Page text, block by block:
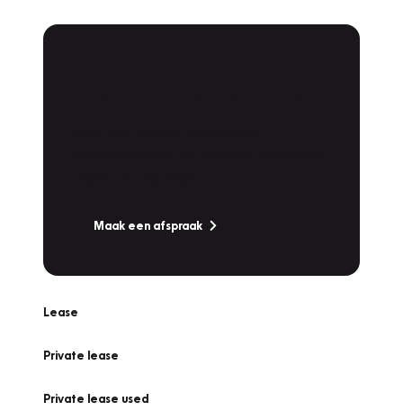
Maak een afspraak
Lease
Private lease
Private lease used